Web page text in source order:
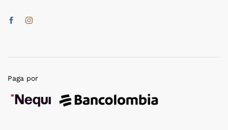
Paga por